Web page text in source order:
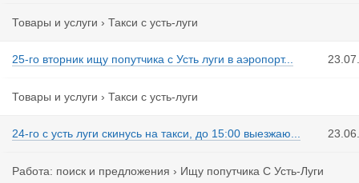
Товары и услуги › Такси с усть-луги
25-го вторник ищу попутчика с Усть луги в аэропорт...
Товары и услуги › Такси с усть-луги
24-го с усть луги скинусь на такси, до 15:00 выезжаю...
Работа: поиск и предложения › Ищу попутчика С Усть-Луги